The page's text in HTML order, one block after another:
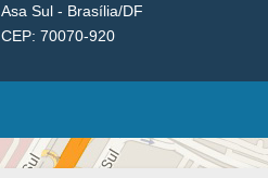
Asa Sul - Brasília/DF
CEP: 70070-920
VICE-
Administrativa